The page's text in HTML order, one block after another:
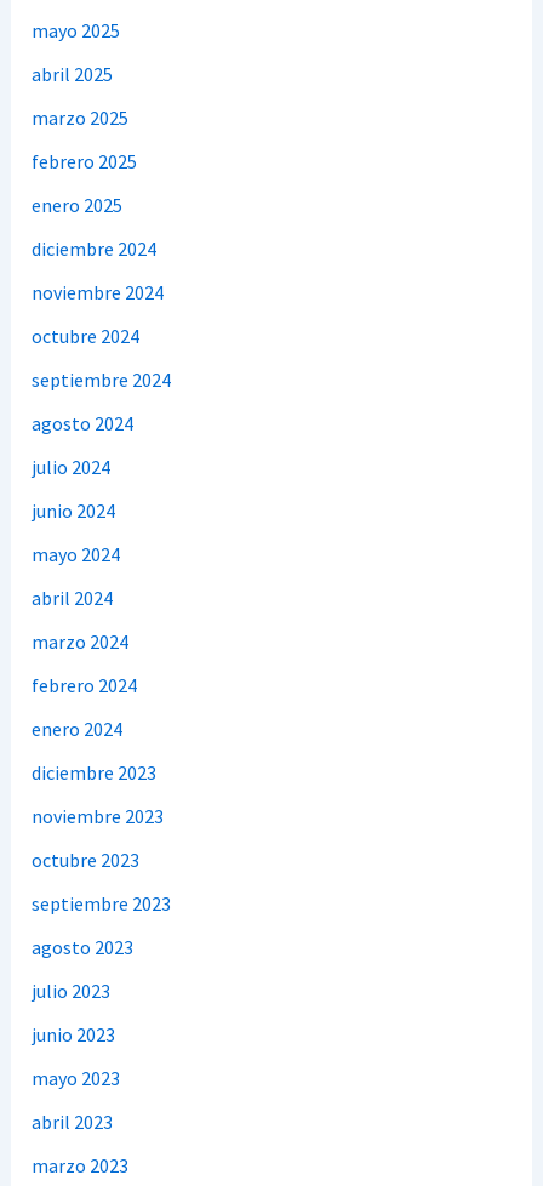
mayo 2025
abril 2025
marzo 2025
febrero 2025
enero 2025
diciembre 2024
noviembre 2024
octubre 2024
septiembre 2024
agosto 2024
julio 2024
junio 2024
mayo 2024
abril 2024
marzo 2024
febrero 2024
enero 2024
diciembre 2023
noviembre 2023
octubre 2023
septiembre 2023
agosto 2023
julio 2023
junio 2023
mayo 2023
abril 2023
marzo 2023